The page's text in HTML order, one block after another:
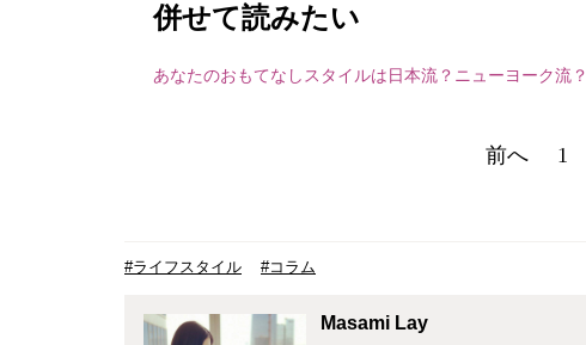
併せて読みたい
あなたのおもてなしスタイルは日本流？ニューヨーク流？
前へ 1
#ライフスタイル #コラム
Masami Lay